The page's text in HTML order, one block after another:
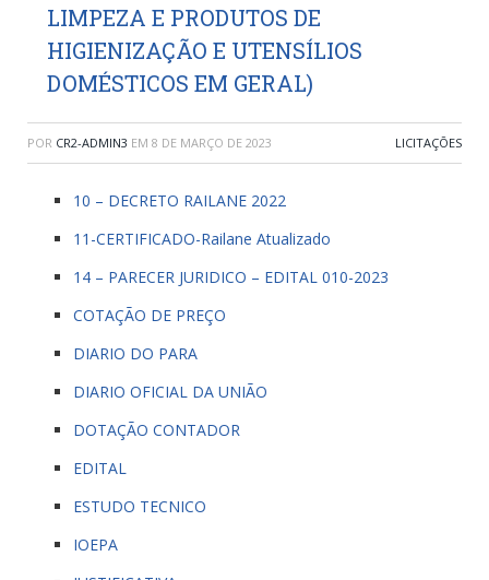
LIMPEZA E PRODUTOS DE
HIGIENIZAÇÃO E UTENSÍLIOS
DOMÉSTICOS EM GERAL)
POR CR2-ADMIN3 EM 8 DE MARÇO DE 2023 LICITAÇÕES
10 – DECRETO RAILANE 2022
11-CERTIFICADO-Railane Atualizado
14 – PARECER JURIDICO – EDITAL 010-2023
COTAÇÃO DE PREÇO
DIARIO DO PARA
DIARIO OFICIAL DA UNIÃO
DOTAÇÃO CONTADOR
EDITAL
ESTUDO TECNICO
IOEPA